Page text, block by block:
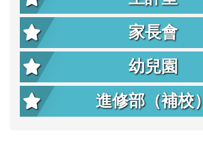
家長會
幼兒園
進修部（補校）